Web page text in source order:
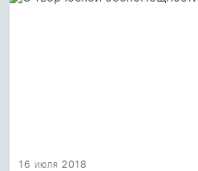
16 июля 2018